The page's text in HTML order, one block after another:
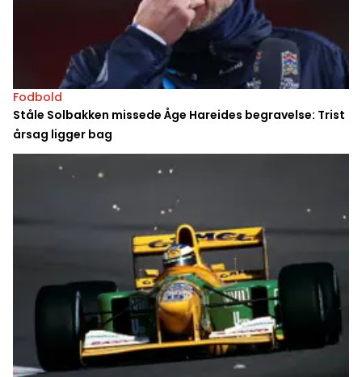
Fodbold
Ståle Solbakken missede Åge Hareides begravelse: Trist
årsag ligger bag